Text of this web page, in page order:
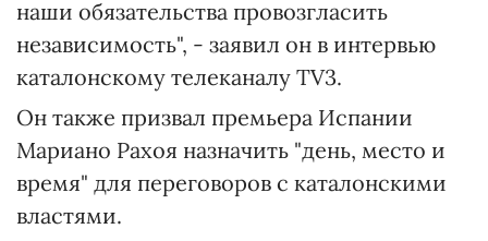
наши обязательства провозгласить
независимость", - заявил он в интервью
каталонскому телеканалу TV3.
Он также призвал премьера Испании
Мариано Рахоя назначить "день, место и
время" для переговоров с каталонскими
властями.